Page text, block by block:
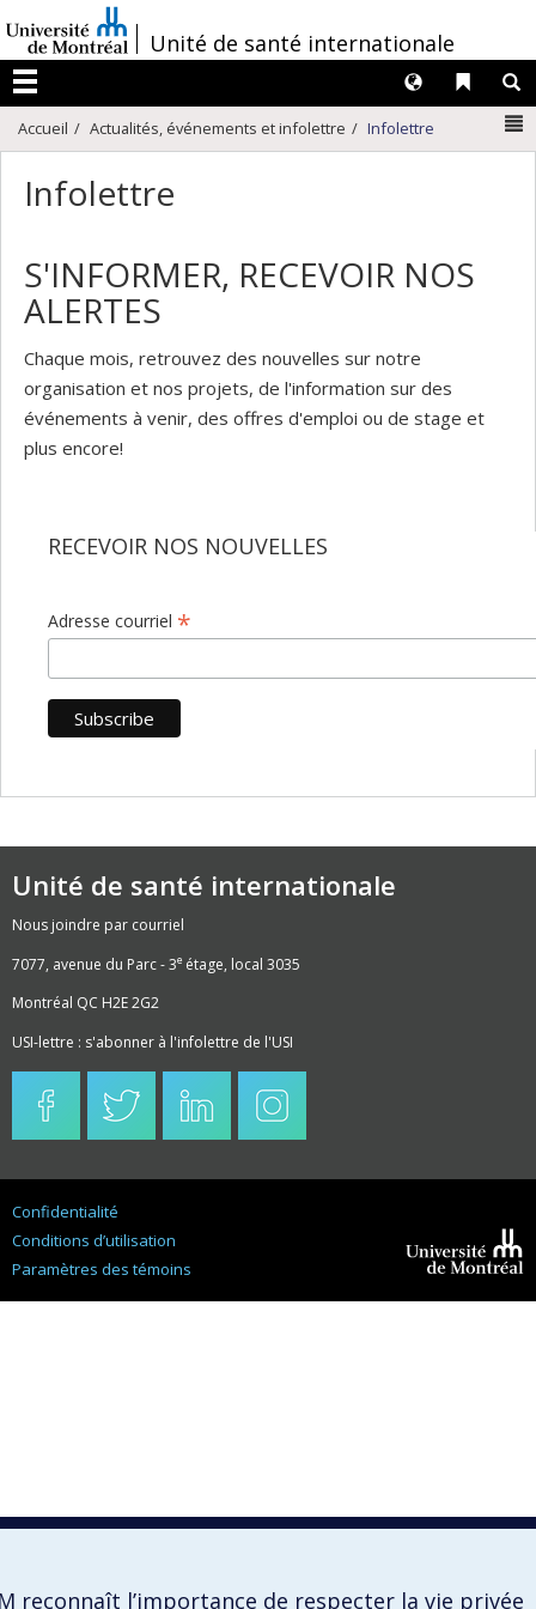
au
contenu
/Unité de santé internationale
Menu
Liens
Langues
Accueil Actualités, événements et infolettre Infolettre
Infolettre
S'INFORMER, RECEVOIR NOS
ALERTES
Chaque mois, retrouvez des nouvelles sur notre
organisation et nos projets, de l'information sur des
événements à venir, des offres d'emploi ou de stage et
plus encore!
RECEVOIR NOS NOUVELLES
Adresse courriel *
Unité de santé internationale
Nous joindre par courriel
7077, avenue du Parc - 3e étage, local 3035
Montréal QC H2E 2G2
USI-lettre : s'abonner à l'infolettre de l'USI
Confidentialité
Conditions d’utilisation
Paramètres des témoins
Montréal
reconnaît l’importance de respecter la vie privée